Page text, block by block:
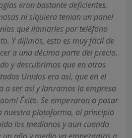
eran bastante deficientes.
ni siquiera tenían un panel
que llamarles por teléfono
Y dijimos, esto es muy fácil de
a una décima parte del precio.
y descubrimos que en otros
Unidos era así, que en el
a ser así y lanzamos la empresa
Éxito. Se empezaron a pasar
nuestra plataforma, al principio
los medianos y aun cuando